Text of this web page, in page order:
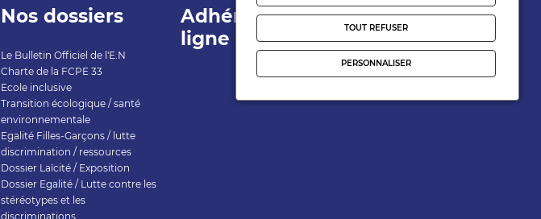
Nos dossiers
Le Bulletin Officiel de l'E.N
Charte de la FCPE 33
Ecole inclusive
Transition écologique / santé
environnementale
Egalité Filles-Garçons / lutte
discrimination / ressources
Dossier Laïcité / Exposition
Dossier Egalité / Lutte contre les
stéréotypes et les
discriminations
Adhérer en
ligne
Espace
Personnel
TOUT REFUSER
PERSONNALISER